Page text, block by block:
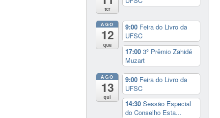
ter
AGO
12
qua
9:00 Feira do Livro da
UFSC
17:003º Prêmio Zahidé
Muzart
AGO
13
qui
9:00 Feira do Livro da
UFSC
14:30Sessão Especial
do Conselho Esta...